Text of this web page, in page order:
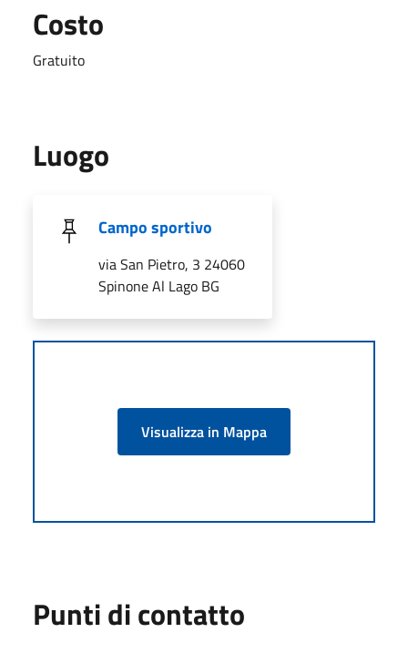
Costo
Gratuito
Luogo
Campo sportivo
via San Pietro, 3 24060
Spinone Al Lago BG
Visualizza in Mappa
Punti di contatto